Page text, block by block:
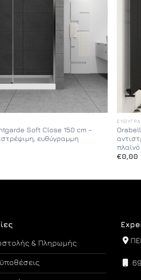
Soft Close 150 cm –
ευθύγραμμη
€0,00
& Πληρωμής